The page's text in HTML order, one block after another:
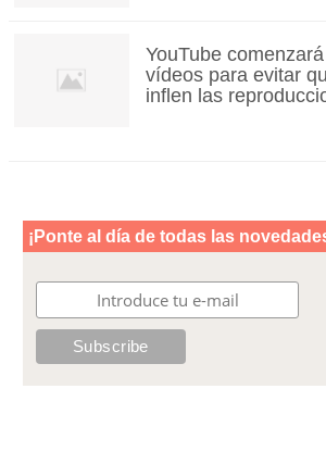
YouTube
vídeos para evitar
inflen las